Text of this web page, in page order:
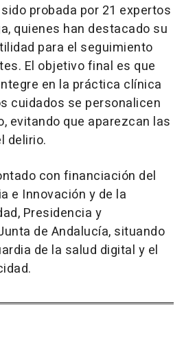
probada por 21 expertos
quienes han destacado su
para el seguimiento
El objetivo final es que
en la práctica clínica
cuidados se personalicen
evitando que aparezcan las
delirio.
con financiación del
e Innovación y de la
Presidencia y
de Andalucía, situando
de la salud digital y el